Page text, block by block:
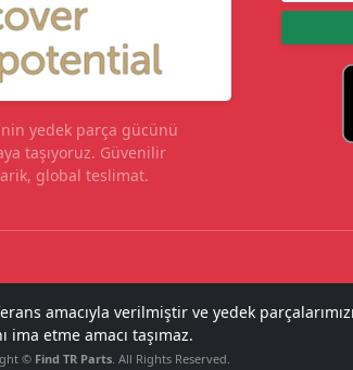
yedek parça gücünü
taşıyoruz. Güvenilir
global teslimat.
amacıyla verilmiştir ve yedek
ima etme amacı taşımaz.
© Find TR Parts. All Rights Reserved.